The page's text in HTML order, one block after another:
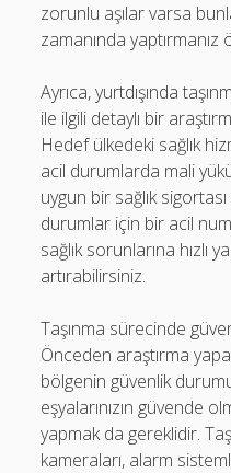
zorunlu aşılar varsa
zamanında yaptırmanız
Ayrıca, yurtdışında
ile ilgili detaylı bir
Hedef ülkedeki sağlık
acil durumlarda mali
uygun bir sağlık
durumlar için bir acil
sağlık sorunlarına hızlı
artırabilirsiniz.
Taşınma sürecinde
Önceden araştırma
bölgenin güvenlik
eşyalarınızın güvende
yapmak da gereklidir.
kameraları, alarm